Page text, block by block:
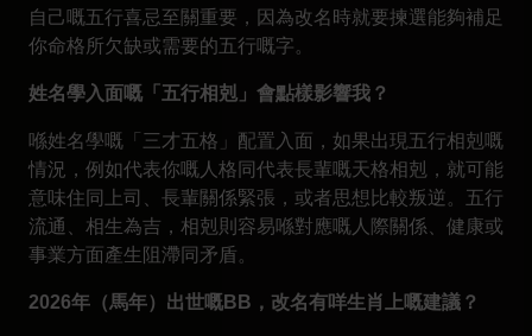
自己嘅五行喜忌至關重要，因為改名時就要揀選能夠補足
你命格所欠缺或需要的五行嘅字。
姓名學入面嘅「五行相剋」會點樣影響我？
喺姓名學嘅「三才五格」配置入面，如果出現五行相剋嘅
情況，例如代表你嘅人格同代表長輩嘅天格相剋，就可能
意味住同上司、長輩關係緊張，或者思想比較叛逆。五行
流通、相生為吉，相剋則容易喺對應嘅人際關係、健康或
事業方面產生阻滯同矛盾。
2026年（馬年）出世嘅BB，改名有咩生肖上嘅建議？